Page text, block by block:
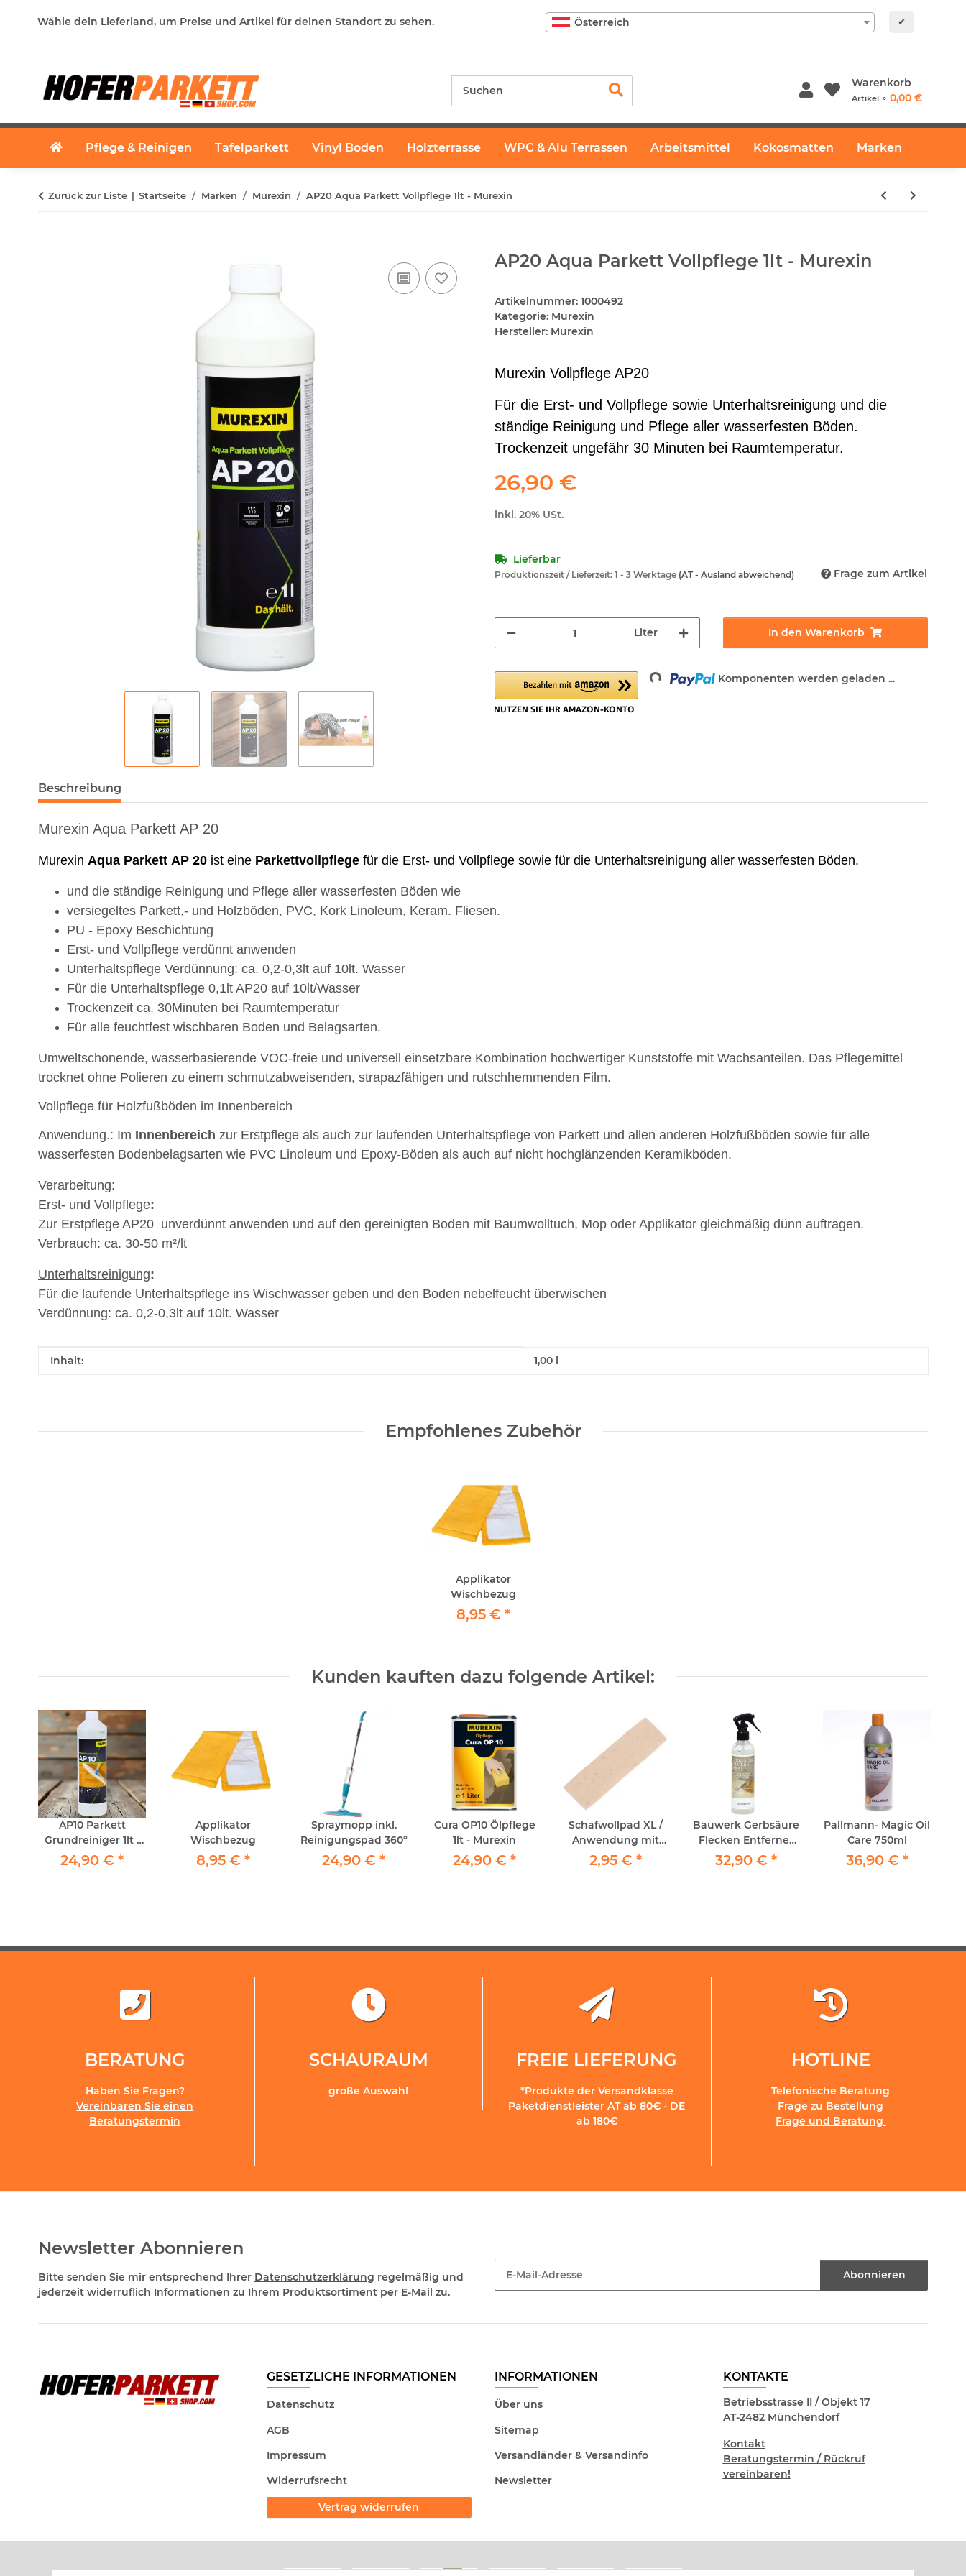
Wähle dein Lieferland, um Preise und Artikel für deinen Standort zu sehen. Österreich ✔
Warenkorb
Artikel ⚬ 0,00 €
Pflege & Reinigen Tafelparkett Vinyl Boden Holzterrasse WPC & Alu Terrassen Arbeitsmittel Kokosmatten Marken
Zurück zur Liste Startseite Marken Murexin AP20 Aqua Parkett Vollpflege 1lt - Murexin
AP20 Aqua Parkett Vollpflege 1lt - Murexin
Artikelnummer: 1000492
Kategorie: Murexin
Hersteller: Murexin
Murexin Vollpflege AP20
Für die Erst- und Vollpflege sowie Unterhaltsreinigung und die
ständige Reinigung und Pflege aller wasserfesten Böden.
Trockenzeit ungefähr 30 Minuten bei Raumtemperatur.
26,90 €
inkl. 20% USt.
Lieferbar
Produktionszeit / Lieferzeit: 1 - 3 Werktage (AT - Ausland abweichend) Frage zum Artikel
Liter In den Warenkorb
Loading... Komponenten werden geladen ...
Beschreibung
Murexin Aqua Parkett AP 20
Murexin Aqua Parkett AP 20 ist eine Parkettvollpflege für die Erst- und Vollpflege sowie für die Unterhaltsreinigung aller wasserfesten Böden.
und die ständige Reinigung und Pflege aller wasserfesten Böden wie
versiegeltes Parkett,- und Holzböden, PVC, Kork Linoleum, Keram. Fliesen.
PU - Epoxy Beschichtung
Erst- und Vollpflege verdünnt anwenden
Unterhaltspflege Verdünnung: ca. 0,2-0,3lt auf 10lt. Wasser
Für die Unterhaltspflege 0,1lt AP20 auf 10lt/Wasser
Trockenzeit ca. 30Minuten bei Raumtemperatur
Für alle feuchtfest wischbaren Boden und Belagsarten.
Umweltschonende, wasserbasierende VOC-freie und universell einsetzbare Kombination hochwertiger Kunststoffe mit Wachsanteilen. Das Pflegemittel
trocknet ohne Polieren zu einem schmutzabweisenden, strapazfähigen und rutschhemmenden Film.
Vollpflege für Holzfußböden im Innenbereich
Anwendung.: Im Innenbereich zur Erstpflege als auch zur laufenden Unterhaltspflege von Parkett und allen anderen Holzfußböden sowie für alle
wasserfesten Bodenbelagsarten wie PVC Linoleum und Epoxy-Böden als auch auf nicht hochglänzenden Keramikböden.
Verarbeitung:
Erst- und Vollpflege:
Zur Erstpflege AP20 unverdünnt anwenden und auf den gereinigten Boden mit Baumwolltuch, Mop oder Applikator gleichmäßig dünn auftragen.
Verbrauch: ca. 30-50 m²/lt
Unterhaltsreinigung:
Für die laufende Unterhaltspflege ins Wischwasser geben und den Boden nebelfeucht überwischen
Verdünnung: ca. 0,2-0,3lt auf 10lt. Wasser
Produkteigenschaft
Wert
Inhalt: 1,00 l
Empfohlenes Zubehör
Applikator
Wischbezug
8,95 € *
Kunden kauften dazu folgende Artikel:
AP10 Parkett
Grundreiniger 1lt -
Murexin
24,90 € *
Applikator
Wischbezug
8,95 € *
Spraymopp inkl.
Reinigungspad 360°
24,90 € *
Cura OP10 Ölpflege
1lt - Murexin
24,90 € *
Schafwollpad XL /
Anwendung mit
SprayFinisher ca 12 x
2,95 € *
Bauwerk Gerbsäure
Flecken Entferner
250ml
32,90 € *
Pallmann- Magic Oil
Care 750ml
36,90 € *
BERATUNG
Haben Sie Fragen?
Vereinbaren Sie einen
Beratungstermin
SCHAURAUM
große Auswahl
FREIE LIEFERUNG
*Produkte der Versandklasse
Paketdienstleister AT ab 80€ - DE
ab 180€
HOTLINE
Telefonische Beratung
Frage zu Bestellung
Frage und Beratung
Newsletter Abonnieren
Bitte senden Sie mir entsprechend Ihrer Datenschutzerklärung regelmäßig und
jederzeit widerruflich Informationen zu Ihrem Produktsortiment per E-Mail zu.
Abonnieren
GESETZLICHE INFORMATIONEN
Datenschutz
AGB
Impressum
Widerrufsrecht
Vertrag widerrufen
INFORMATIONEN
Über uns
Sitemap
Versandländer & Versandinfo
Newsletter
KONTAKTE
Betriebsstrasse II / Objekt 17
AT-2482 Münchendorf
Kontakt
Beratungstermin / Rückruf
vereinbaren!